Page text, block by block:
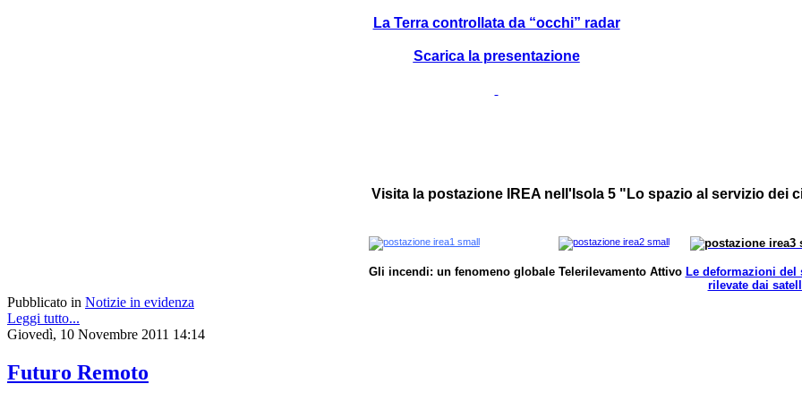
La Terra controllata da “occhi” radar
Scarica la presentazione
Visita la postazione IREA nell'Isola 5 "Lo spazio al servizio dei
Gli incendi: un fenomeno globale Telerilevamento Attivo Le deformazioni del
rilevate dai
Pubblicato in Notizie in evidenza
Leggi tutto...
Giovedì, 10 Novembre 2011 14:14
Futuro Remoto